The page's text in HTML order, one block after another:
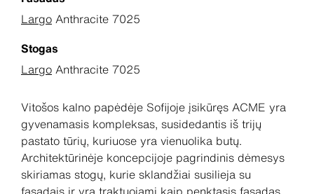
Largo Anthracite 7025
Stogas
Largo Anthracite 7025
Vitošos kalno papėdėje Sofijoje įsikūręs ACME yra
gyvenamasis kompleksas, susidedantis iš trijų
pastato tūrių, kuriuose yra vienuolika butų.
Architektūrinėje koncepcijoje pagrindinis dėmesys
skiriamas stogų, kurie sklandžiai susilieja su